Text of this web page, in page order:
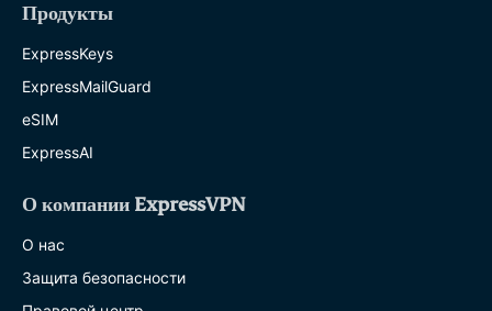
Продукты
ExpressKeys
ExpressMailGuard
eSIM
ExpressAI
О компании ExpressVPN
О нас
Защита безопасности